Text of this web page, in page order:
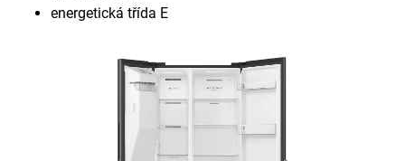
energetická třída E